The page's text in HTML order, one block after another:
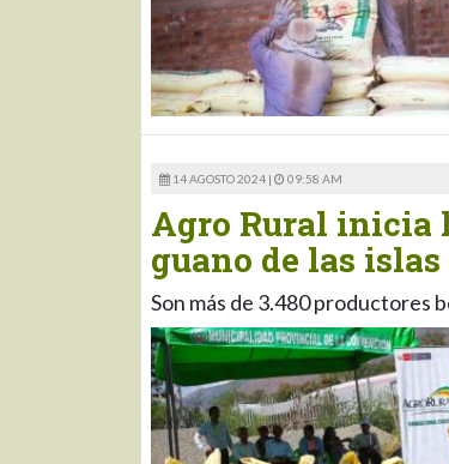
14 AGOSTO 2024 | 09:58 AM
Agro Rural inicia
guano de las islas
Son más de 3.480 productores